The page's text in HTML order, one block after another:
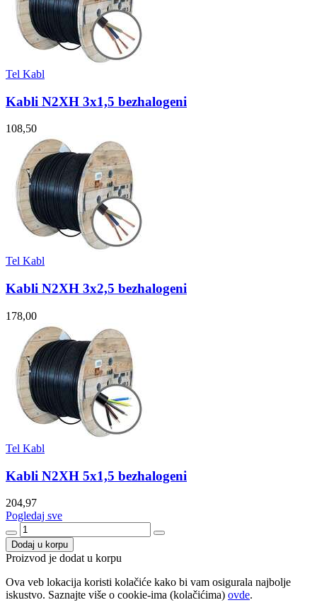
Tel Kabl
Kabli N2XH 3x1,5 bezhalogeni
108,50
Tel Kabl
Kabli N2XH 3x2,5 bezhalogeni
178,00
Tel Kabl
Kabli N2XH 5x1,5 bezhalogeni
204,97
Pogledaj sve
Dodaj u korpu
Proizvod je dodat u korpu
Ova veb lokacija koristi kolačiće kako bi vam osigurala najbolje
iskustvo. Saznajte više o cookie-ima (kolačićima) ovde.